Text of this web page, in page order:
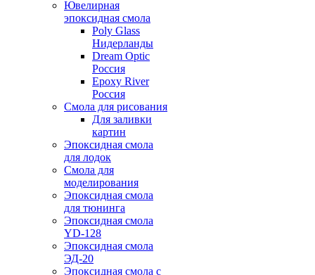
Ювелирная
эпоксидная смола
Poly Glass
Нидерланды
Dream Optic
Россия
Epoxy River
Россия
Смола для рисования
Для заливки
картин
Эпоксидная смола
для лодок
Смола для
моделирования
Эпоксидная смола
для тюнинга
Эпоксидная смола
YD-128
Эпоксидная смола
ЭД-20
Эпоксидная смола с